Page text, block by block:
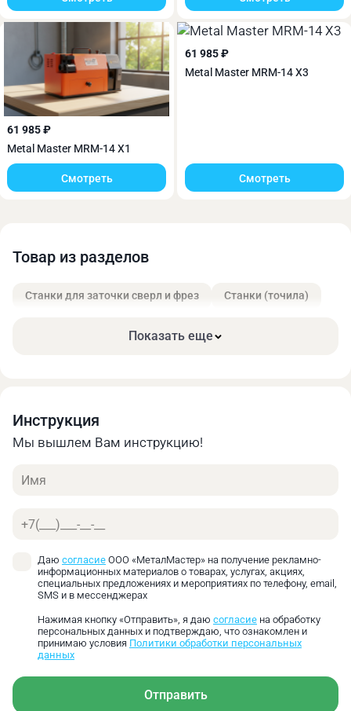
сверла, что упрощает удаление стружки и
обеспечивает сверление без усилий.
В корпусе станка предусмотрен отсек для хранения
Точные юстировочные устройства для для
ориентации сверла и фрезы в цанговом патроне.
61 985 ₽
Metal Master MRM-14 X1
Смотреть
61 985 ₽
Metal Master MRM-14 X3
Смотреть
Товар из разделов
Станки для заточки сверл и фрез Станки (точила)
Показать еще
Инструкция
Мы вышлем Вам инструкцию!
Имя
Телефон
Даю согласие ООО «МеталМастер» на получение рекламно-
информационных материалов о товарах, услугах, акциях,
специальных предложениях и мероприятиях по телефону, email,
SMS и в мессенджерах
Нажимая кнопку «Отправить», я даю согласие на обработку
персональных данных и подтверждаю, что ознакомлен и
принимаю условия Политики обработки персональных
данных
Отправить